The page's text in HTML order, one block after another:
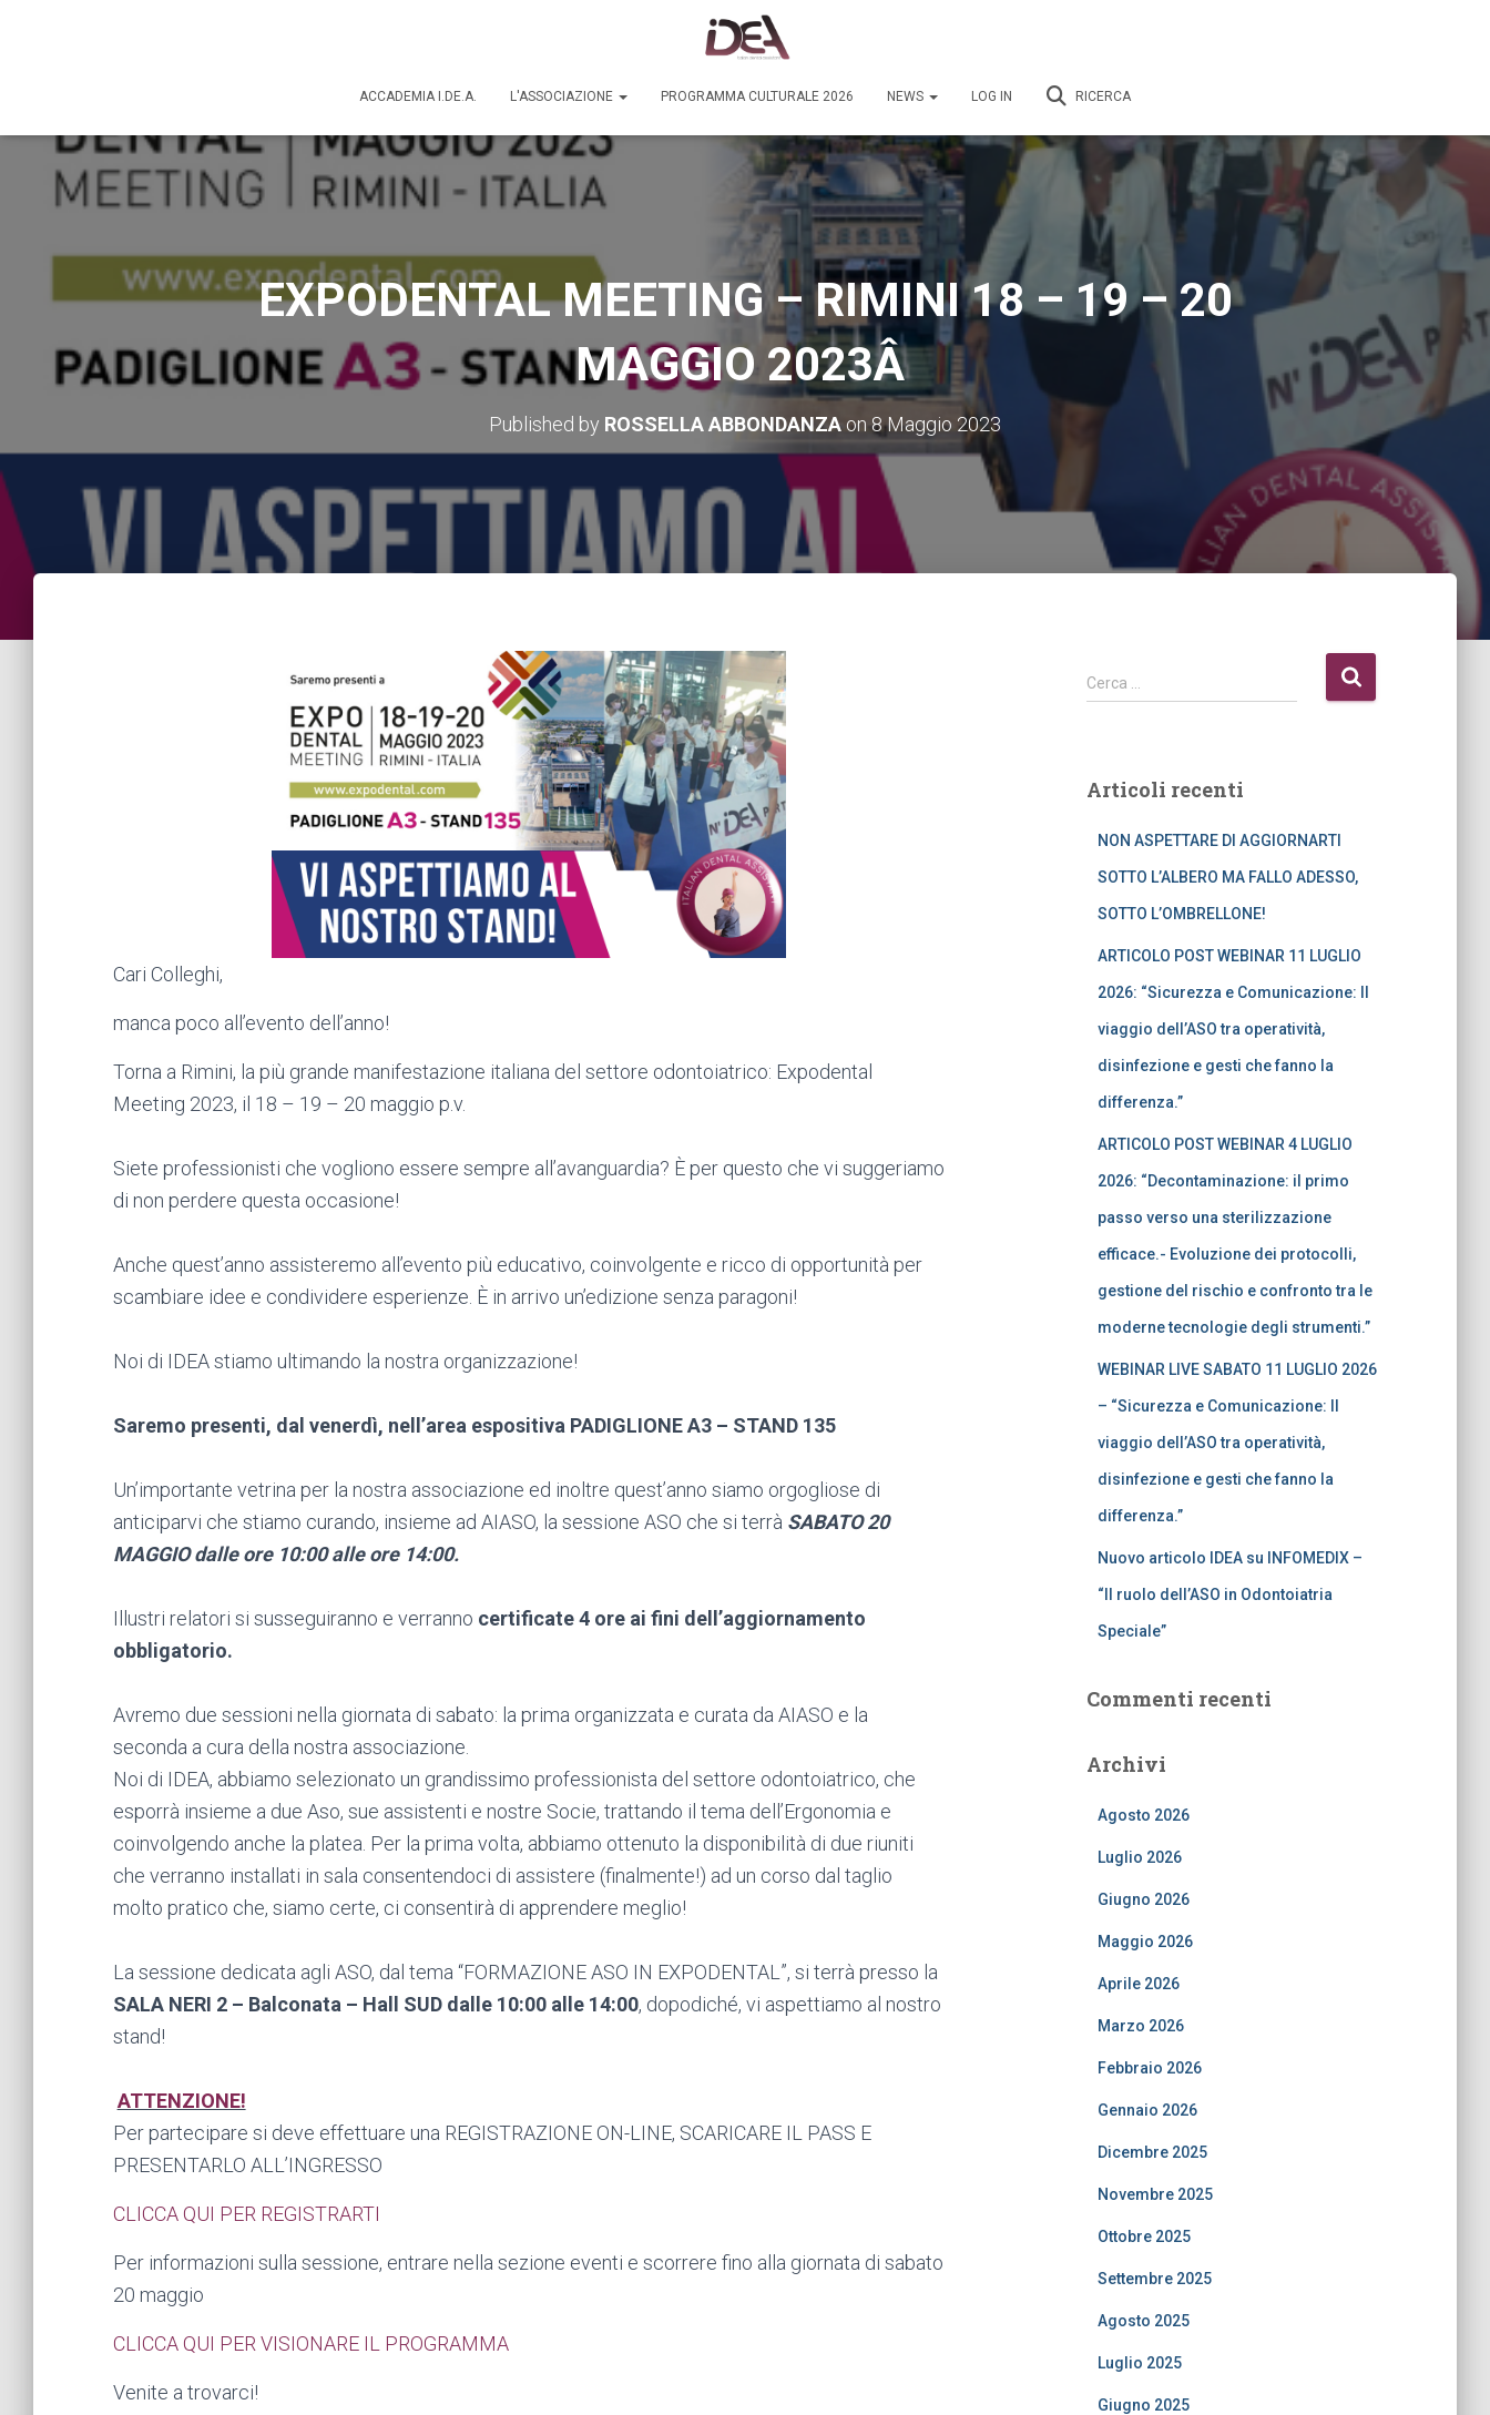
ACCADEMIA I.DE.A. L'ASSOCIAZIONE PROGRAMMA CULTURALE 2026 NEWS LOG IN RICERCA
EXPODENTAL MEETING – RIMINI 18 – 19 – 20
MAGGIO 2023Â
Published by ROSSELLA ABBONDANZA on8 Maggio 2023
Cari Colleghi,
manca poco all’evento dell’anno!
Torna a Rimini, la più grande manifestazione italiana del settore odontoiatrico: Expodental
Meeting 2023, il 18 – 19 – 20 maggio p.v.
Siete professionisti che vogliono essere sempre all’avanguardia? È per questo che vi suggeriamo
di non perdere questa occasione!
Anche quest’anno assisteremo all’evento più educativo, coinvolgente e ricco di opportunità per
scambiare idee e condividere esperienze. È in arrivo un’edizione senza paragoni!
Noi di IDEA stiamo ultimando la nostra organizzazione!
Saremo presenti, dal venerdì, nell’area espositiva PADIGLIONE A3 – STAND 135
Un’importante vetrina per la nostra associazione ed inoltre quest’anno siamo orgogliose di
anticiparvi che stiamo curando, insieme ad AIASO, la sessione ASO che si terrà SABATO 20
MAGGIO dalle ore 10:00 alle ore 14:00.
Illustri relatori si susseguiranno e verranno certificate 4 ore ai fini dell’aggiornamento
obbligatorio.
Avremo due sessioni nella giornata di sabato: la prima organizzata e curata da AIASO e la
seconda a cura della nostra associazione.
Noi di IDEA, abbiamo selezionato un grandissimo professionista del settore odontoiatrico, che
esporrà insieme a due Aso, sue assistenti e nostre Socie, trattando il tema dell’Ergonomia e
coinvolgendo anche la platea. Per la prima volta, abbiamo ottenuto la disponibilità di due riuniti
che verranno installati in sala consentendoci di assistere (finalmente!) ad un corso dal taglio
molto pratico che, siamo certe, ci consentirà di apprendere meglio!
La sessione dedicata agli ASO, dal tema “FORMAZIONE ASO IN EXPODENTAL”, si terrà presso la
SALA NERI 2 – Balconata – Hall SUD dalle 10:00 alle 14:00, dopodiché, vi aspettiamo al nostro
stand!
ATTENZIONE!
Per partecipare si deve effettuare una REGISTRAZIONE ON-LINE, SCARICARE IL PASS E
PRESENTARLO ALL’INGRESSO
CLICCA QUI PER REGISTRARTI
Per informazioni sulla sessione, entrare nella sezione eventi e scorrere fino alla giornata di sabato
20 maggio
CLICCA QUI PER VISIONARE IL PROGRAMMA
Venite a trovarci!
R
i
c
Cerca …
Articoli recenti
NON ASPETTARE DI AGGIORNARTI
SOTTO L’ALBERO MA FALLO ADESSO,
SOTTO L’OMBRELLONE!
ARTICOLO POST WEBINAR 11 LUGLIO
2026: “Sicurezza e Comunicazione: Il
viaggio dell’ASO tra operatività,
disinfezione e gesti che fanno la
differenza.”
ARTICOLO POST WEBINAR 4 LUGLIO
2026: “Decontaminazione: il primo
passo verso una sterilizzazione
efficace.- Evoluzione dei protocolli,
gestione del rischio e confronto tra le
moderne tecnologie degli strumenti.”
WEBINAR LIVE SABATO 11 LUGLIO 2026
– “Sicurezza e Comunicazione: Il
viaggio dell’ASO tra operatività,
disinfezione e gesti che fanno la
differenza.”
Nuovo articolo IDEA su INFOMEDIX –
“Il ruolo dell’ASO in Odontoiatria
Speciale”
Commenti recenti
Archivi
Agosto 2026
Luglio 2026
Giugno 2026
Maggio 2026
Aprile 2026
Marzo 2026
Febbraio 2026
Gennaio 2026
Dicembre 2025
Novembre 2025
Ottobre 2025
Settembre 2025
Agosto 2025
Luglio 2025
Giugno 2025